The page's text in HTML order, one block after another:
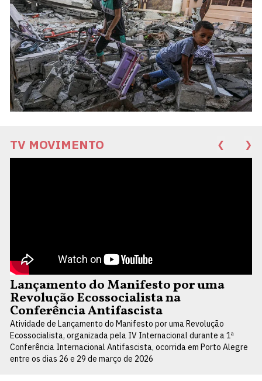
TV MOVIMENTO ❮ ❯
Lançamento do Manifesto por uma
Revolução Ecossocialista na
Conferência Antifascista
Atividade de Lançamento do Manifesto por uma Revolução
Ecossocialista, organizada pela IV Internacional durante a 1ª
Conferência Internacional Antifascista, ocorrida em Porto Alegre
entre os dias 26 e 29 de março de 2026